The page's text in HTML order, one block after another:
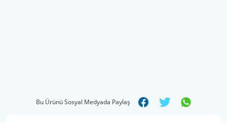
Bu Ürünü Sosyal Medyada Paylaş